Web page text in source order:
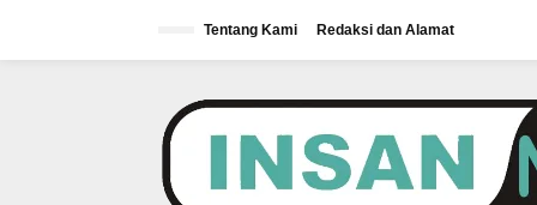
a
Tentang Kami Redaksi dan Alamat